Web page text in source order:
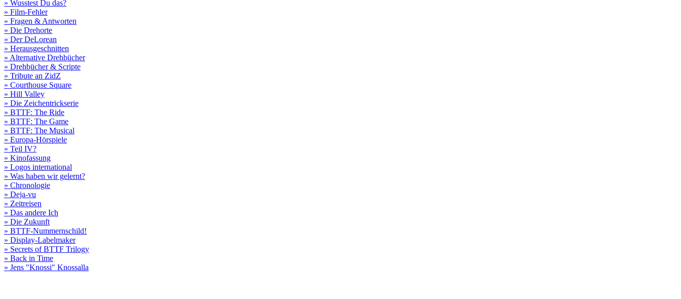
» Wusstest Du das?
» Film-Fehler
» Fragen & Antworten
» Die Drehorte
» Der DeLorean
» Herausgeschnitten
» Alternative Drehbücher
» Drehbücher & Scripte
» Tribute an ZidZ
» Courthouse Square
» Hill Valley
» Die Zeichentrickserie
» BTTF: The Ride
» BTTF: The Game
» BTTF: The Musical
» Europa-Hörspiele
» Teil IV?
» Kinofassung
» Logos international
» Was haben wir gelernt?
» Chronologie
» Deja-vu
» Zeitreisen
» Das andere Ich
» Die Zukunft
» BTTF-Nummernschild!
» Display-Labelmaker
» Secrets of BTTF Trilogy
» Back in Time
» Jens "Knossi" Knossalla